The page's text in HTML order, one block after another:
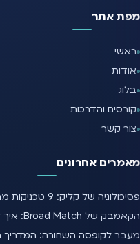
מפת אתר
ראשי
אודות
בלוג
קורסים והדרכות
צור קשר
מאמרים אחרונים
פסיכולוגיה של קליק: 9 טכניקות מבוססות מדע לכתיבת…
הקאמבק של Broad Match: איך לרתום את העוצמה…
מעבר לקופסה השחורה: המדריך